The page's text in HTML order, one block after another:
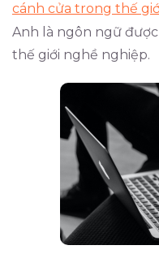
cánh cửa trong thế
Anh là ngôn ngữ
thế giới nghề nghiệp.